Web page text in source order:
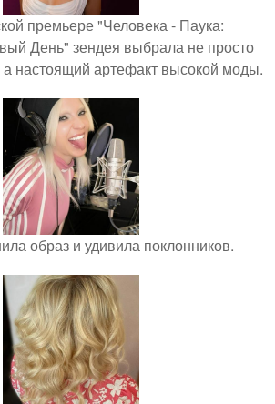
премьере "Человека - Паука:
День" зендея выбрала не просто
настоящий артефакт высокой моды.
образ и удивила поклонников.